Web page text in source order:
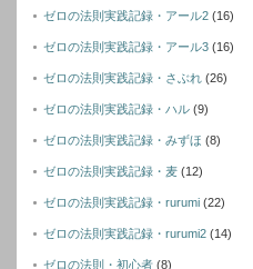
ゼロの法則実践記録・アール2 (16)
ゼロの法則実践記録・アール3 (16)
ゼロの法則実践記録・さぶれ (26)
ゼロの法則実践記録・ハル (9)
ゼロの法則実践記録・みずほ (8)
ゼロの法則実践記録・麦 (12)
ゼロの法則実践記録・rurumi (22)
ゼロの法則実践記録・rurumi2 (14)
ゼロの法則・初心者 (8)